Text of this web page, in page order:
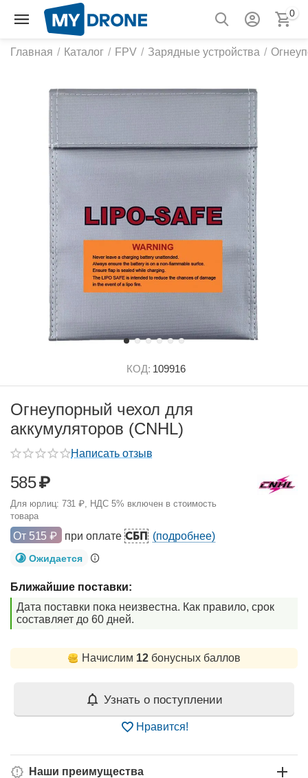
0
Главная / Каталог / FPV / Зарядные устройства /
КОД: 109916
Огнеупорный чехол для
аккумуляторов (CNHL)
Написать отзыв
585₽
Для юрлиц: 731 ₽, НДС 5% включен в стоимость
товара
От 515 ₽ при оплатеСБП (подробнее)
Ожидается
Ближайшие поставки:
Дата поставки пока неизвестна. Как правило, срок
составляет до 60 дней.
Начислим 12бонусных баллов
Узнать о поступлении
Нравится!
Наши преимущества